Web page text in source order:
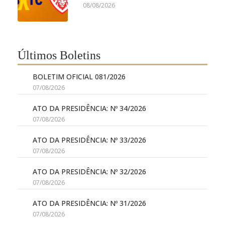
08/08/2026
Últimos Boletins
BOLETIM OFICIAL 081/2026
07/08/2026
ATO DA PRESIDÊNCIA: Nº 34/2026
07/08/2026
ATO DA PRESIDÊNCIA: Nº 33/2026
07/08/2026
ATO DA PRESIDÊNCIA: Nº 32/2026
07/08/2026
ATO DA PRESIDÊNCIA: Nº 31/2026
07/08/2026